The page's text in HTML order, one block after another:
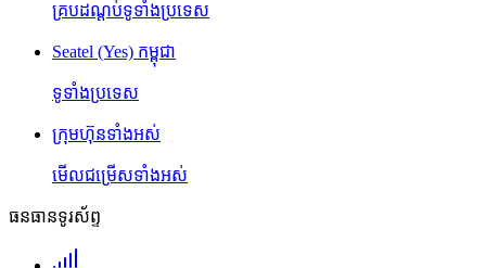
គ្របដណ្តប់ទូទាំងប្រទេស
Seatel (Yes) កម្ពុជា
ទូទាំងប្រទេស
ក្រុមហ៊ុនទាំងអស់
មើលជម្រើសទាំងអស់
ធនធានទូរស័ព្ទ